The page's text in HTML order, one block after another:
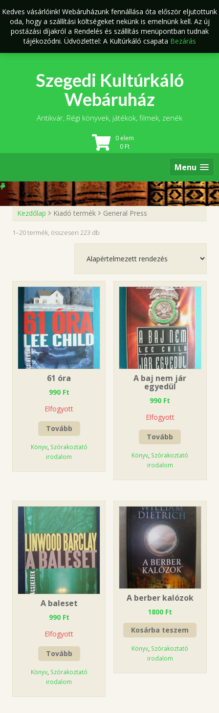
to
content
Szegedi Kultúrkáló
Webáruház
Antikvár, Régi könyvek, játékok, filmek, zenék
0 elem
0 Ft
Menu
Kezdőlap Kiadó termék General Press
1–20 termék, összesen 223 db
61 óra
990 Ft
Elfogyott
Tovább
Könyv, Szórakoztató
irodalom
A baj nem jár
egyedül
990 Ft
Elfogyott
Tovább
Könyv Szórakoztató
irodalom
A baleset
990 Ft
Elfogyott
Tovább
Könyv, Szórakoztató
irodalom
A berber kalózok
1800 Ft
Kosárba teszem
Könyv Szórakoztató
irodalom
Kedves vásárlóink! Webáruházunk fennállása óta először eljutottunk
oda, hogy a szállítási költségeket nekünk is emelnünk kell. Az új
postázási díjakról a Rendelés és szállítás menüpontban tudnak
tájékozódni. Üdvözlettel: A Kultúrkáló csapata Bezárás